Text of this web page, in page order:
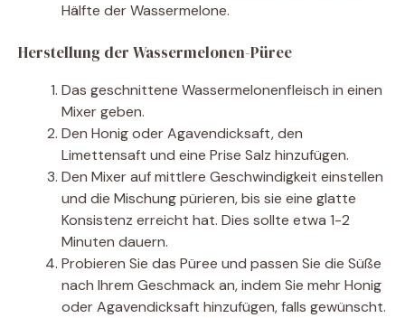
Hälfte der Wassermelone.
Herstellung der Wassermelonen-Püree
Das geschnittene Wassermelonenfleisch in einen
Mixer geben.
Den Honig oder Agavendicksaft, den
Limettensaft und eine Prise Salz hinzufügen.
Den Mixer auf mittlere Geschwindigkeit einstellen
und die Mischung pürieren, bis sie eine glatte
Konsistenz erreicht hat. Dies sollte etwa 1-2
Minuten dauern.
Probieren Sie das Püree und passen Sie die Süße
nach Ihrem Geschmack an, indem Sie mehr Honig
oder Agavendicksaft hinzufügen, falls gewünscht.